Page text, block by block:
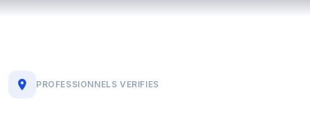
PROFESSIONNELS VERIFIES